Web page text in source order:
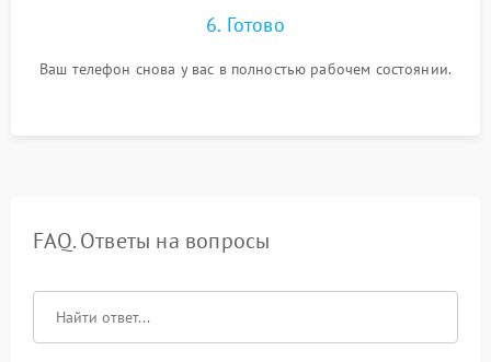
6. Готово
Ваш телефон снова у вас в полностью рабочем состоянии.
FAQ. Ответы на вопросы